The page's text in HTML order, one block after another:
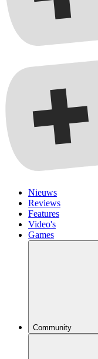
Nieuws
Reviews
Features
Video's
Games
Community